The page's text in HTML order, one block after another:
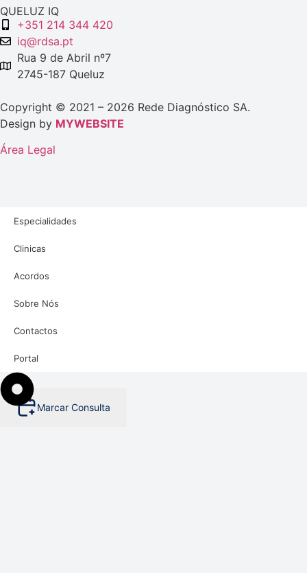
QUELUZ IQ
+351 214 344 420
iq@rdsa.pt
Rua 9 de Abril nº7
2745-187 Queluz
Copyright © 2021 – 2026 Rede Diagnóstico SA.
Design by MYWEBSITE
Área Legal
Especialidades
Clinicas
Acordos
Sobre Nós
Contactos
Portal
Marcar Consulta